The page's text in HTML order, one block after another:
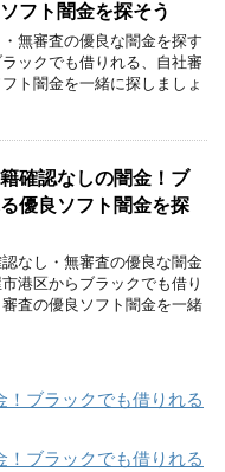
フト闇金を探そう
無審査の優良な闇金を探す
ックでも借りれる、自社審
ト闇金を一緒に探しましょ
確認なしの闇金！ブ
優良ソフト闇金を探
なし・無審査の優良な闇金
港区からブラックでも借り
査の優良ソフト闇金を一緒
ブラックでも借りれる
！ブラックでも借りれる